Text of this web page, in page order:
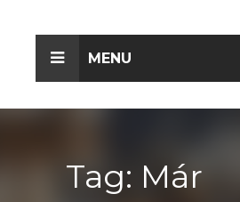
MENU
Tag: Már